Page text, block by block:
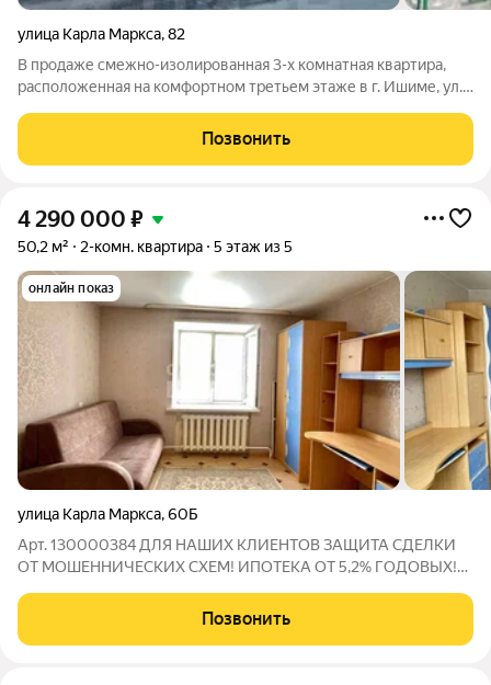
улица Карла Маркса,82
В продаже смежно-изолированная 3-х комнатная квартира,
расположенная на комфортном третьем этаже в г. Ишиме, ул.
изолированные, санузел совмещенный. Дом находится в
хорошем состоянии, с
Позвонить
4 290 000 ₽
50,2 м² 2-комн. квартира 5 этаж из 5
онлайн показ
улица Карла Маркса,60Б
Арт. 130000384 ДЛЯ НАШИХ КЛИЕНТОВ ЗАЩИТА СДЕЛКИ
ОТ МОШЕННИЧЕСКИХ СХЕМ! ИПОТЕКА ОТ 5,2% ГОДОВЫХ!
для комфортной жизни! 50,2 м 5 этаж из 5 Светлая и уютная
квартира в самом востребованном районе
Позвонить